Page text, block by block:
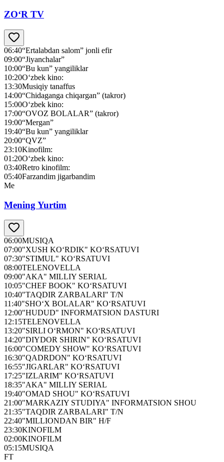
ZO‘R TV
06:40“Ertalabdan salom” jonli efir
09:00“Jiyanchalar”
10:00“Bu kun” yangiliklar
10:20O‘zbek kino:
13:30Musiqiy tanaffus
14:00“Chidaganga chiqargan” (takror)
15:00O‘zbek kino:
17:00“OVOZ BOLALAR” (takror)
19:00“Mergan”
19:40“Bu kun” yangiliklar
20:00“QVZ”
23:10Kinofilm:
01:20O‘zbek kino:
03:40Retro kinofilm:
05:40Farzandim jigarbandim
Me
Mening Yurtim
06:00MUSIQA
07:00"XUSH KO‘RDIK" KO‘RSATUVI
07:30"STIMUL" KO‘RSATUVI
08:00TELENOVELLA
09:00"AKA" MILLIY SERIAL
10:05"CHEF BOOK" KO‘RSATUVI
10:40"TAQDIR ZARBALARI" T/N
11:40"SHO‘X BOLALAR" KO‘RSATUVI
12:00"HUDUD" INFORMATSION DASTURI
12:15TELENOVELLA
13:20"SIRLI O‘RMON" KO‘RSATUVI
14:20"DIYDOR SHIRIN" KO‘RSATUVI
16:00"COMEDY SHOW" KO‘RSATUVI
16:30"QADRDON" KO‘RSATUVI
16:55"JIGARLAR" KO‘RSATUVI
17:25"IZLARIM" KO‘RSATUVI
18:35"AKA" MILLIY SERIAL
19:40"OMAD SHOU" KO‘RSATUVI
21:00"MARKAZIY STUDIYA" INFORMATSION SHOU
21:35"TAQDIR ZARBALARI" T/N
22:40"MILLIONDAN BIR" H/F
23:30KINOFILM
02:00KINOFILM
05:15MUSIQA
FT